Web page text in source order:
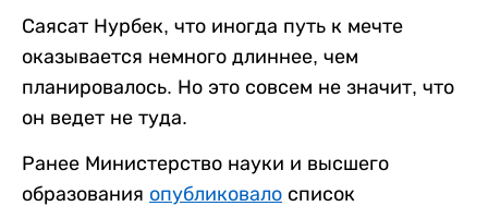
Саясат Нурбек, что иногда путь к мечте
оказывается немного длиннее, чем
планировалось. Но это совсем не значит, что
он ведет не туда.
Ранее Министерство науки и высшего
образования опубликовало список